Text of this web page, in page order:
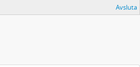
Avsluta